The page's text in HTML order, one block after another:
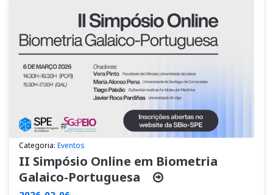
Categoria: Eventos
II Simpósio Online em Biometria
Galaico-Portuguesa